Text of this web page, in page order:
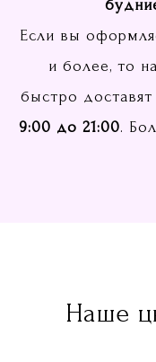
Если вы
и более, то
быстро
9:00 до 21:00.
Наше